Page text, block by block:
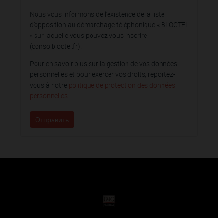
Nous vous informons de l’existence de la liste
d’opposition au démarchage téléphonique « BLOCTEL
» sur laquelle vous pouvez vous inscrire
(conso.bloctel.fr).
Pour en savoir plus sur la gestion de vos données
personnelles et pour exercer vos droits, reportez-
vous à notre politique de protection des données
personnelles.
Отправить